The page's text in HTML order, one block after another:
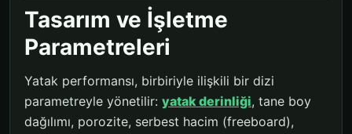
Tasarım ve İşletme
Parametreleri
Yatak performansı, birbiriyle ilişkili bir dizi
parametreyle yönetilir: yatak derinliği, tane boy
dağılımı, porozite, serbest hacim (freeboard),